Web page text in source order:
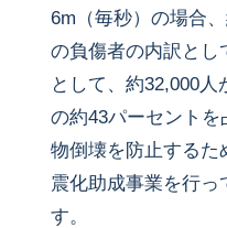
6m（毎秒）の場合
の負傷者の内訳とし
として、約32,000
の約43パーセント
物倒壊を防止するた
震化助成事業を行っ
す。